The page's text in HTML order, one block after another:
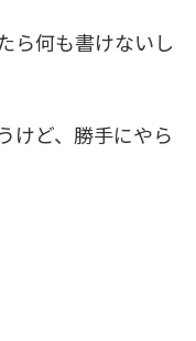
ら何も書けないし
けど、勝手にやら